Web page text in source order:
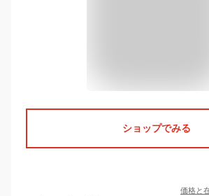
ショップでみる
価格と